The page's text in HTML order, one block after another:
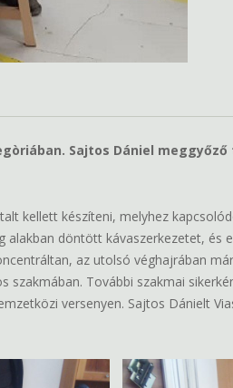
Sajtos Dániel
kellett készíteni, melyhez
döntött kávaszerkezetet, és
az utolsó véghajrában
További szakmai
versenyen. Sajtos Dánielt